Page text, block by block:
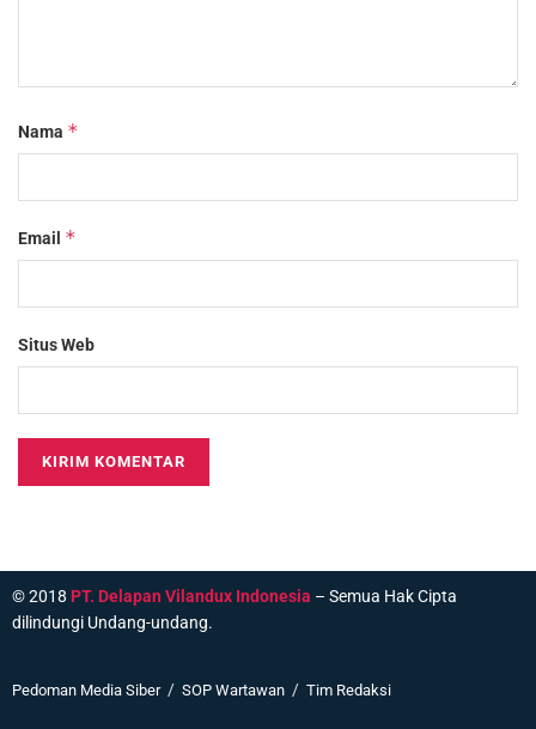
Nama *
Email *
Situs Web
© 2018 PT. Delapan Vilandux Indonesia – Semua Hak Cipta
dilindungi Undang-undang.
Pedoman Media Siber SOP Wartawan Tim Redaksi